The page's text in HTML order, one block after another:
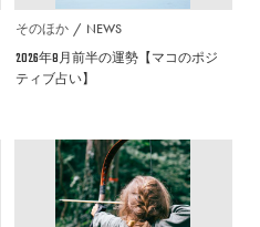
そのほか NEWS
2026年8月前半の運勢【マコのポジ
ティブ占い】